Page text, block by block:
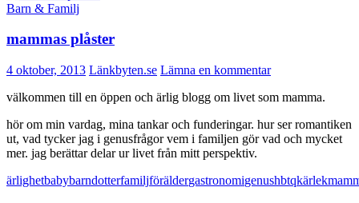
Barn & Familj
mammas plåster
4 oktober, 2013 Länkbyten.se Lämna en kommentar
välkommen till en öppen och ärlig blogg om livet som mamma.
hör om min vardag, mina tankar och funderingar. hur ser romantiken
ut, vad tycker jag i genusfrågor vem i familjen gör vad och mycket
mer. jag berättar delar ur livet från mitt perspektiv.
ärlighetbabybarndotterfamiljföräldergastronomigenushbtqkärlek